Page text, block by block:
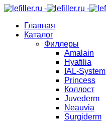
Главная
Каталог
Филлеры
Amalain
Hyafilia
IAL-System
Princess
Коллост
Juvederm
Neauvia
Surgiderm